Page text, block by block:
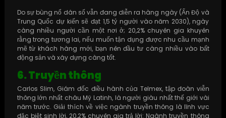
Do sự bùng nổ dân số vẫn đang diễn ra hàng ngày (Ấn Độ và
Trung Quốc dự kiến ​​sẽ đạt 1,5 tỷ người vào năm 2030), ngày
càng nhiều người cần một nơi ở; 20,2% chuyên gia khuyên
rằng trong tương lai, nếu muốn tận dụng được nhu cầu mạnh
mẽ từ khách hàng mới, bạn nên đầu tư càng nhiều vào bất
động sản và xây dựng càng tốt.
6. Truyền thông
Carlos Slim, Giám đốc điều hành của Telmex, tập đoàn viễn
thông lớn nhất châu Mỹ Latinh, là người giàu nhất thế giới vài
năm trước. Giải thích về việc ngành truyền thông là lĩnh vực
đặc biệt sinh lời, 20,2% chuyên gia trả lời: Ngành truyền thông